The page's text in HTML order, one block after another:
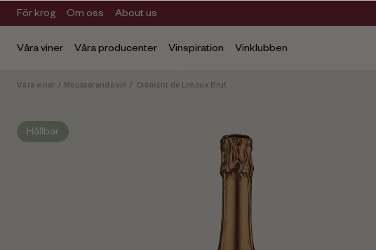
För krog Om oss About us
Våra viner Våra producenter Vinspiration Vinklubben
Hållbar
Våra viner / Mousserande vin / Crémant de Limoux Brut